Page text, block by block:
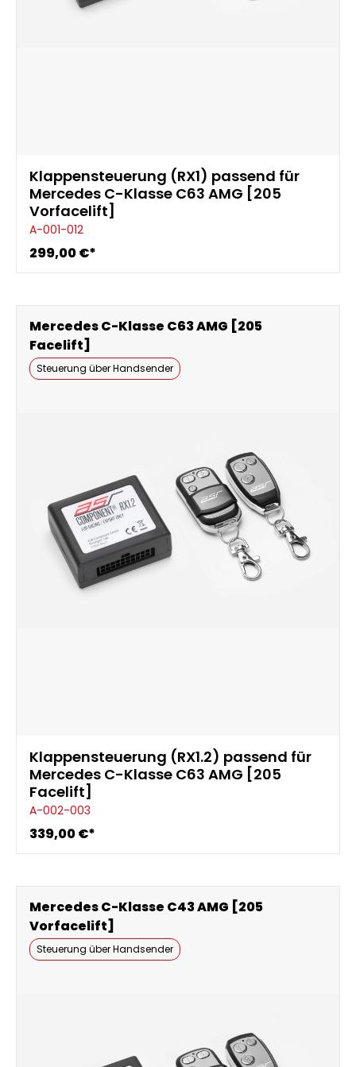
Klappensteuerung (RX1) passend für
Mercedes C-Klasse C63 AMG [205
Vorfacelift]
A-001-012
299,00 €*
Klappensteuerung (RX1.2) passend für
Mercedes C-Klasse C63 AMG [205
Facelift]
A-002-003
Mercedes C-Klasse C63 AMG [205
Facelift]
Steuerung über Handsender
339,00 €*
Mercedes C-Klasse C43 AMG [205
Vorfacelift]
Steuerung über Handsender